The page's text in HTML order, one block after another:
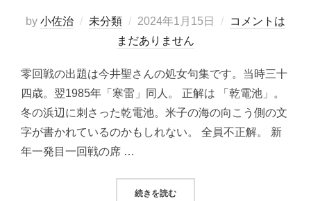
by 小佐治 未分類
投
稿
2024年1月15日
コメントは
まだありません
零回戦の出題は今井聖さんの処女句集です。当時三十
四歳。翌1985年「寒雷」同人。 正解は 「乾電池」。
冬の浜辺に刺さった乾電池。米子の海の向こう側の文
字が書かれているのかもしれない。 全員不正解。 新
年一発目一回戦の席 …
続きを読む“りぼん句会報2024年1月5日（金）